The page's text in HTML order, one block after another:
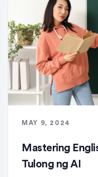
MAY 9, 2024
Mastering
Tulong ng AI